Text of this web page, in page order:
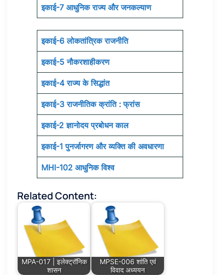
इकाई-7 आधुनिक राज्य और जनकल्याण
इकाई-6 लोकतांत्रिक राजनीति
इकाई-5 नौकरशाहीकरण
इकाई-4 राज्य के सिद्धांत
इकाई-3 राजनीतिक क्रांति : फ्रांस
इकाई-2 ज्ञानोदय प्रबोधन काल
इकाई-1 पुनर्जागरण और व्यक्ति की अवधारणा
MHI-102 आधुनिक विश्व
Related Content:
MPA-017 | इलेक्ट्रॉनिक
शासन
MPSE-006 शांति एवं
विवाद अध्ययन